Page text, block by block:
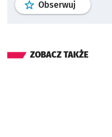
Obserwuj profil
ZOBACZ TAKŻE